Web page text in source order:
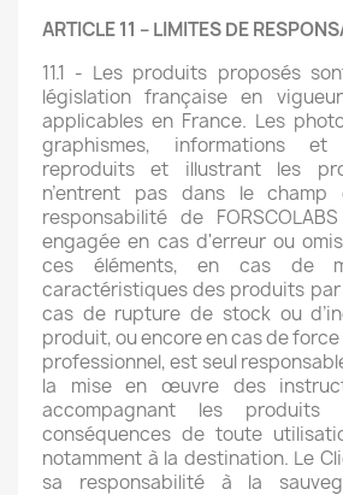
ARTICLE 11 – LIMITES DE
11.1 - Les produits proposés
législation française en
applicables en France. Les
graphismes, informations et
reproduits et illustrant les
n’entrent pas dans le
responsabilité de
engagée en cas d'erreur ou
ces éléments, en cas de
caractéristiques des produits
cas de rupture de stock ou
produit, ou encore en cas de
professionnel, est seul
la mise en œuvre des
accompagnant les
conséquences de toute
notamment à la destination. Le
sa responsabilité à la